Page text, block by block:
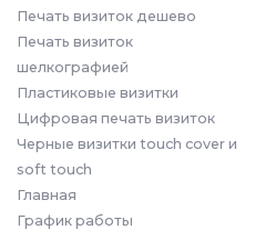
Печать визиток дешево
Печать визиток
шелкографией
Пластиковые визитки
Цифровая печать визиток
Черные визитки touch cover и
soft touch
Главная
График работы